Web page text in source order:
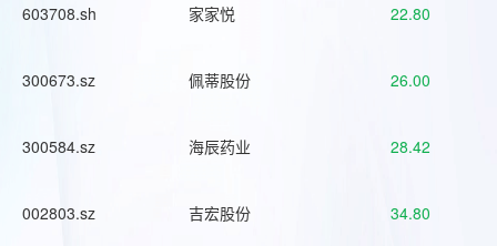
603708.sh 家家悦 22.80
300673.sz 佩蒂股份 26.00
300584.sz 海辰药业 28.42
002803.sz 吉宏股份 34.80